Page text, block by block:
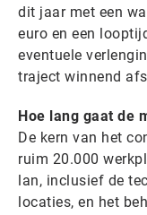
dit jaar met een
euro en een
eventuele
traject winnend
Hoe lang gaat de
De kern van het
ruim 20.000
lan, inclusief de
locaties, en het